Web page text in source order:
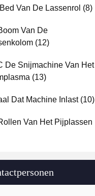
Van De Lassenrol (8)
Van De
(12)
De Snijmachine Van Het
(13)
Dat Machine Inlast(10)
Van Het Pijplassen